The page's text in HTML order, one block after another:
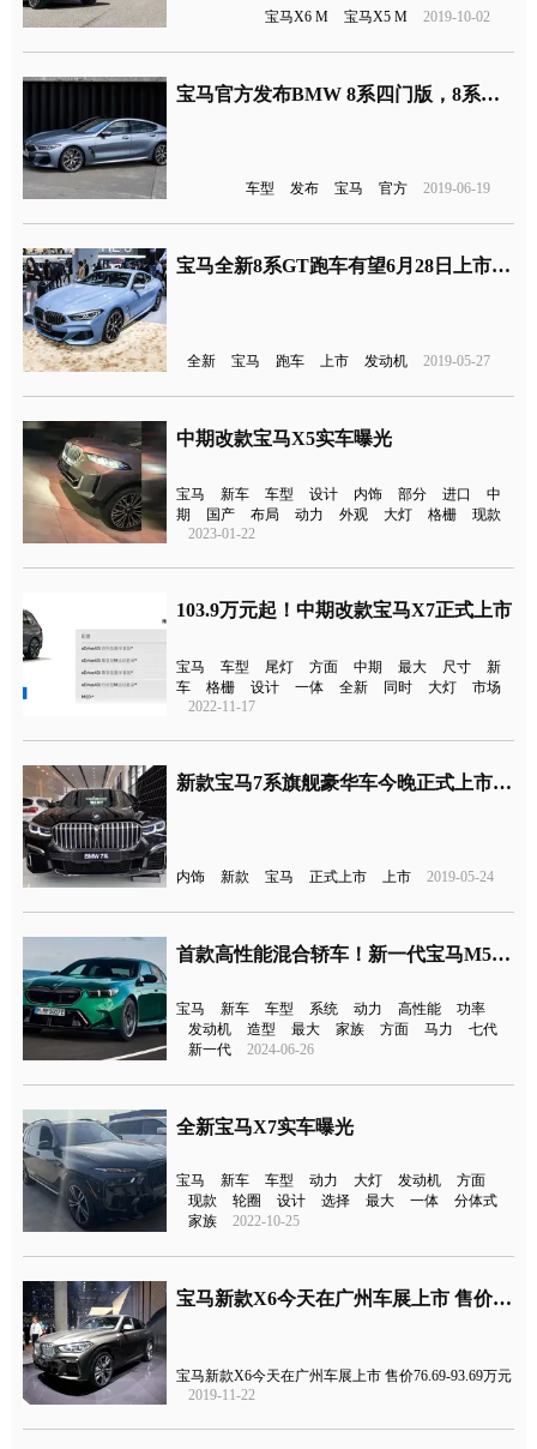
宝马X6 M 宝马X5 M 2019-10-02
宝马官方发布BMW 8系四门版，8系家族97万起售
车型 发布 宝马 官方 2019-06-19
宝马全新8系GT跑车有望6月28日上市 3.6秒破百V8发动机
全新 宝马 跑车 上市 发动机 2019-05-27
中期改款宝马X5实车曝光
宝马 新车 车型 设计 内饰 部分 进口
中
期
国产 布局 动力 外观 大灯 格栅
现款
2023-01-22
103.9万元起！中期改款宝马X7正式上市
宝马 车型 尾灯 方面 中期 最大 尺寸
新
车
格栅 设计 一体 全新 同时 大灯
市场
2022-11-17
新款宝马7系旗舰豪华车今晚正式上市 外观内饰全面升级
内饰 新款 宝马 正式上市 上市 2019-05-24
首款高性能混合轿车！新一代宝马M5全球首发
宝马 新车 车型 系统 动力 高性能
功率
发动机
造型 最大 家族 方面 马力
七代
新一代
2024-06-26
全新宝马X7实车曝光
宝马 新车 车型 动力 大灯 发动机
方面
现款
轮圈 设计 选择 最大 一体
分体式
家族
2022-10-25
宝马新款X6今天在广州车展上市 售价76.69-93.69万元
宝马新款X6今天在广州车展上市 售价76.69-93.69万元
2019-11-22